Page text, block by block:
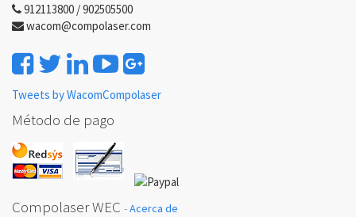
912113800 / 902505500
wacom@compolaser.com
Tweets by WacomCompolaser
Método de pago
Compolaser WEC -Acerca de